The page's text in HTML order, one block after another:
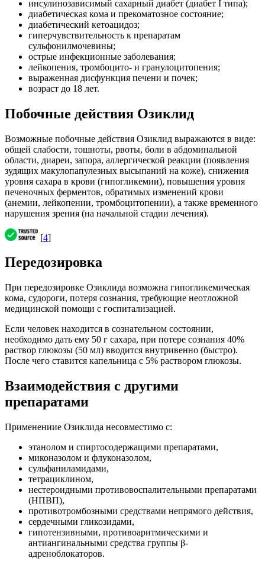
инсулинозависимый сахарный диабет (диабет I типа);
диабетическая кома и прекоматозное состояние;
диабетический кетоацидоз;
гиперчувствительность к препаратам
сульфонилмочевины;
острые инфекционные заболевания;
лейкопения, тромбоцито- и гранулоцитопения;
выраженная дисфункция печени и почек;
возраст до 18 лет.
Побочные действия Озиклид
Возможные побочные действия Озиклид выражаются в виде:
общей слабости, тошноты, рвоты, боли в абдоминальной
области, диареи, запора, аллергической реакции (появления
зудящих макулопапулезных высыпаний на коже), снижения
уровня сахара в крови (гипогликемии), повышения уровня
печеночных ферментов, обратимых изменений крови
(анемии, лейкопении, тромбоцитопении), а также временного
нарушения зрения (на начальной стадии лечения).
[4]
Передозировка
При передозировке Озиклида возможна гипогликемическая
кома, судороги, потеря сознания, требующие неотложной
медицинской помощи с госпитализацией.
Если человек находится в сознательном состоянии,
необходимо дать ему 50 г сахара, при потере сознания 40%
раствор глюкозы (50 мл) вводится внутривенно (быстро).
После чего ставится капельница с 5% раствором глюкозы.
Взаимодействия с другими
препаратами
Применениие Озиклида несовместимо с:
этанолом и спиртосодержащими препаратами,
миконазолом и флуконазолом,
сульфаниламидами,
тетрациклином,
нестероидными противовоспалительными препаратами
(НПВП),
противотромбозными средствами непрямого действия,
сердечными гликозидами,
гипотензивными, противоаритмическими и
антиангинальными средства группы β-
адреноблокаторов.